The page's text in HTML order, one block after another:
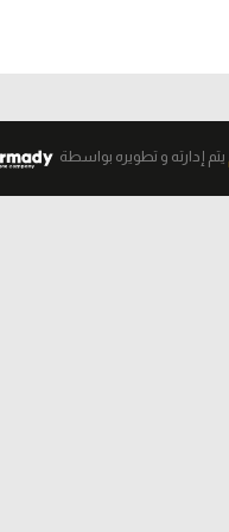
يتم إدارته و تطويره بواسطة